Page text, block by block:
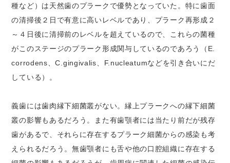
種など）は天然歯のプラークで優勢となっていた。特に歯面
の清掃後２日で有意に高いレベルであり、プラーク再形成２
～４日後に清掃前のレベルを超えているので、これらの菌種
がこのステージのプラーク形成関与しているのであろう（E.
corrodens、C.gingivalis、F.nucleatumなどを引き合いにだ
している）。
義歯には歯肉縁下細菌叢がない。縁上プラークへの縁下細菌
叢の影響もあるだろう。また有歯顎者には当たり前だが残存
歯があるで、それらに存在するプラーク細菌からの感染も考
えられるだろう。無歯顎者にも舌や他の口腔組織に存在する